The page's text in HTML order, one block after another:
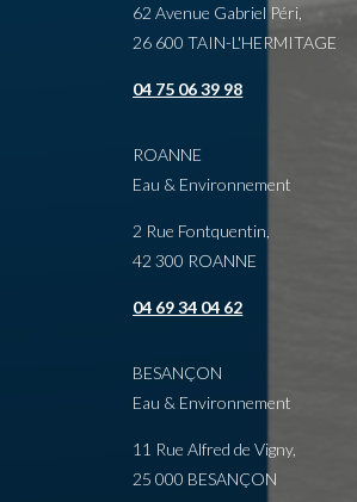
62 Avenue Gabriel Péri,
26 600 TAIN-L'HERMITAGE
04 75 06 39 98
ROANNE
Eau & Environnement
2 Rue Fontquentin,
42 300 ROANNE
04 69 34 04 62
BESANÇON
Eau & Environnement
11 Rue Alfred de Vigny,
25 000 BESANÇON